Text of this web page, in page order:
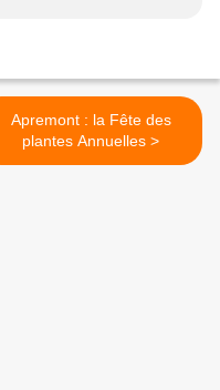
Apremont : la Fête des
plantes Annuelles >